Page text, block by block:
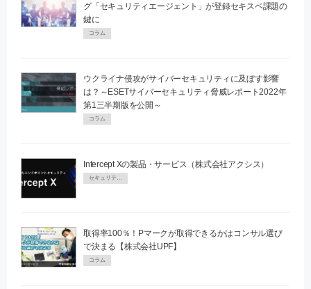
グ「セキュリティエージェント」が登録セキスペ課題の
鍵に
コラム
ウクライナ侵攻がサイバーセキュリティに及ぼす影響
は？～ESETサイバーセキュリティ脅威レポート2022年
第1三半期版を公開～
コラム
Intercept Xの製品・サービス（株式会社アクシス）
セキュリティPR
取得率100％！Pマークが取得できるかはコンサル選び
で決まる【株式会社UPF】
コラム